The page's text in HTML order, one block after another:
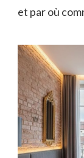
et par où